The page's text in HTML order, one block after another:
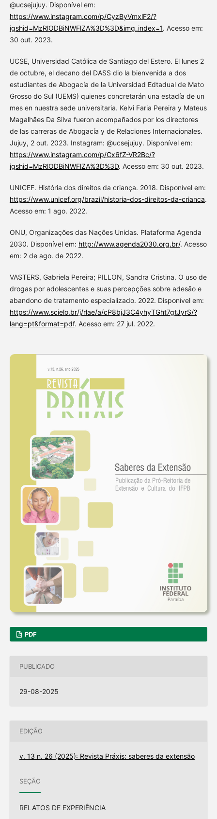
@ucsejujuy. Disponível em:
https://www.instagram.com/p/CyzByVmxlF2/?
igshid=MzRlODBiNWFlZA%3D%3D&img_index=1. Acesso em:
30 out. 2023.
UCSE, Universidad Católica de Santiago del Estero. El lunes 2
de octubre, el decano del DASS dio la bienvenida a dos
estudiantes de Abogacía de la Universidad Edtadual de Mato
Grosso do Sul (UEMS) quienes concretarán una estadía de un
mes en nuestra sede universitaria. Kelvi Faria Pereira y Mateus
Magalhães Da Silva fueron acompañados por los directores
de las carreras de Abogacía y de Relaciones Internacionales.
Jujuy, 2 out. 2023. Instagram: @ucsejujuy. Disponível em:
https://www.instagram.com/p/Cx6fZ-VR2Bc/?
igshid=MzRlODBiNWFlZA%3D%3D. Acesso em: 30 out. 2023.
UNICEF. História dos direitos da criança. 2018. Disponível em:
https://www.unicef.org/brazil/historia-dos-direitos-da-crianca.
Acesso em: 1 ago. 2022.
ONU, Organizações das Nações Unidas. Plataforma Agenda
2030. Disponível em: http://www.agenda2030.org.br/. Acesso
em: 2 de ago. de 2022.
VASTERS, Gabriela Pereira; PILLON, Sandra Cristina. O uso de
drogas por adolescentes e suas percepções sobre adesão e
abandono de tratamento especializado. 2022. Disponível em:
https://www.scielo.br/j/rlae/a/cP8bjJ3C4yhyTGht7gtJyrS/?
lang=pt&format=pdf. Acesso em: 27 jul. 2022.
PDF
PUBLICADO
29-08-2025
EDIÇÃO
v. 13 n. 26 (2025): Revista Práxis: saberes da extensão
SEÇÃO
RELATOS DE EXPERIÊNCIA